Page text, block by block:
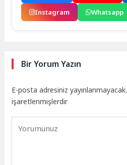
Instagram
Whatsapp
Bir Yorum Yazın
E-posta adresiniz yayınlanmayacak.
işaretlenmişlerdir